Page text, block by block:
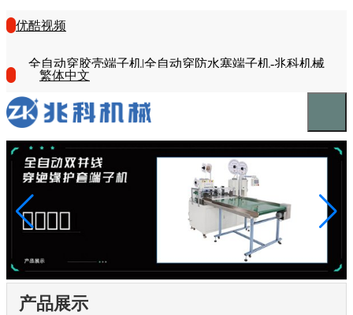
优酷视频
全自动穿胶壳端子机|全自动穿防水塞端子机-兆科机械
繁体中文
产品展示